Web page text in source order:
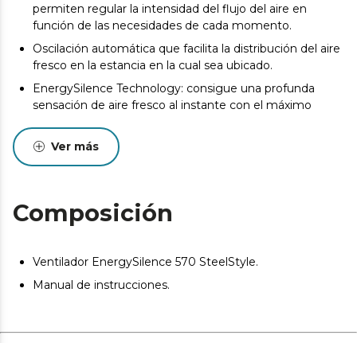
permiten regular la intensidad del flujo del aire en
función de las necesidades de cada momento.
Oscilación automática que facilita la distribución del aire
fresco en la estancia en la cual sea ubicado.
EnergySilence Technology: consigue una profunda
sensación de aire fresco al instante con el máximo
El ventilador es completamente regulable con una
barra telescópica ajustable en altura desde 90 a 125 cm
aire.
su rejilla para impedir introducir los dedos en el
Ver más
Composición
Ventilador EnergySilence 570 SteelStyle.
Manual de instrucciones.